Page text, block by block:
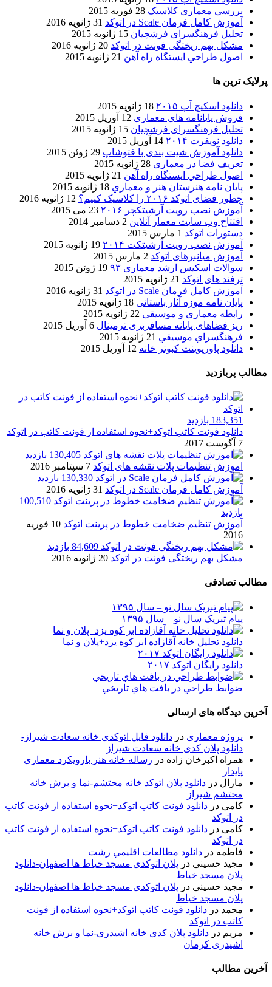
بررسی معماری کلاسیک 28 فوریه 2015
آموزش کامل فرمان Scale در اتوکد
31 ژانویه 2016
تحلیل فرهنگسرای فرشچیان 15 ژانویه 2015
مشکل بهم ریختگی فونت در اتوکد 20 ژانویه 2016
اصول طراحي ایستگاه راه آهن 21 ژانویه 2015
پرلایک ترین ها
دانلود اسکیچ آپ ۲۰۱۵
18 ژانویه 2015
فروش پایانامه های معماری 12 آوریل 2015
تحلیل فرهنگسرای فرشچیان 15 ژانویه 2015
دانلود نویفرت ۲۰۱۴
14 آوریل 2015
دانلود آموزش شیت بندی با فتوشاپ 29 ژوئن 2015
تعریف فضا در معماری 28 ژانویه 2015
اصول طراحي ایستگاه راه آهن 21 ژانویه 2015
پایان نامه هنرستان هنر و معماري 18 ژانویه 2015
چطور فضای اتوکد ۲۰۱۶ را کلاسیک کنیم؟
12 ژانویه 2016
آموزش نصب رویت آرشیتکچر ۲۰۱۶
23 می 2015
افتتاح وب سایت معمار آنلاین 2 دسامبر 2014
دستورات اتوکد 1 مارس 2015
آموزش نصب رویت آرشیتکت ۲۰۱۴
19 ژانویه 2015
آموزش میانبرهای اتوکد 2 مارس 2015
سوالات اسکیس ارشد معماری ۹۳
19 ژوئن 2015
ترفند های اتوکد 21 ژانویه 2015
آموزش کامل فرمان Scale در اتوکد
31 ژانویه 2016
پایان نامه موزه آثار باستانی 18 ژانویه 2015
رابطه معماری و موسیقی 22 ژانویه 2015
ریز فضاهای پایانه مسافربری ترمینال 6 آوریل 2015
فرهنگسراي موسيقي 21 ژانویه 2015
دانلود پاورپوینت کبوتر خانه 12 آوریل 2015
مطالب پربازدید
183,351 بازدید
دانلود فونت کاتب اتوکد+نحوه استفاده از فونت کاتب در اتوکد
7 آگوست 2017
130,405 بازدید
اموزش تنظیمات پلات نقشه های اتوکد 7 سپتامبر 2016
130,330 بازدید
آموزش کامل فرمان Scale در اتوکد
31 ژانویه 2016
100,510
بازدید
آموزش تنظیم ضخامت خطوط در پرینت اتوکد
10 فوریه
2016
84,609 بازدید
مشکل بهم ریختگی فونت در اتوکد 20 ژانویه 2016
مطالب تصادفی
پیام تبریک سال نو – سال ۱۳۹۵
دانلود تحلیل خانه آقازاده ابر کوه یزد+پلان و نما
دانلود رایگان اتوکد ۲۰۱۷
ضوابط طراحي در بافت هاي تاريخي
آخرین دیدگاه های ارسالی
پروژه معماری در دانلود فایل اتوکدی خانه سعادت شیراز-
دانلود پلان کدی خانه سعادت شیراز
همراه اکبرخان زاده در رساله خانه هنر بارویکرد معماری
پایدار
مارال در دانلود پلان اتوکد خانه محتشم-نما و برش خانه
محتشم شیراز
کامی در دانلود فونت کاتب اتوکد+نحوه استفاده از فونت کاتب
در اتوکد
کامی در دانلود فونت کاتب اتوکد+نحوه استفاده از فونت کاتب
در اتوکد
فاطمه در دانلود مطالعات اقليمي رشت
مجید حسینی در پلان اتوکدی مسجد خیاط ها اصفهان-دانلود
پلان مسجد خیاط
مجید حسینی در پلان اتوکدی مسجد خیاط ها اصفهان-دانلود
پلان مسجد خیاط
محمد در دانلود فونت کاتب اتوکد+نحوه استفاده از فونت
کاتب در اتوکد
مریم در دانلود پلان کدی خانه اشیدری-نما و برش خانه
اشیدری کرمان
آخرین مطالب